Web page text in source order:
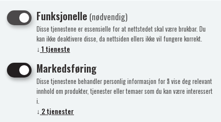
Funksjonelle (nødvendig)
Disse tjenestene er essensielle for at nettstedet skal være brukbar. Du
kan ikke deaktivere disse, da nettsiden ellers ikke vil fungere korrekt.
↓ 1 tjeneste
Markedsføring
Disse tjenestene behandler personlig informasjon for å vise deg relevant
innhold om produkter, tjenester eller temaer som du kan være interessert
i.
↓ 2tjenester